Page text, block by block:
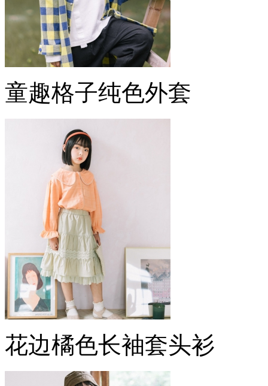
童趣格子纯色外套
花边橘色长袖套头衫